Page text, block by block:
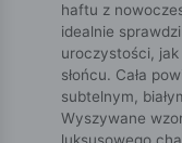
haftu z
idealnie
uroczystości,
słońcu. Cała
subtelnym,
Wyszywane